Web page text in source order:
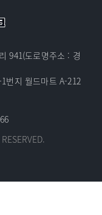
941(도로명주소 : 경
번지 월드마트 A-212